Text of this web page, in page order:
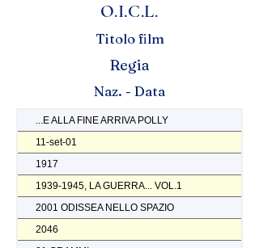
O.I.C.L.
Titolo film
Regia
Naz. - Data
...E ALLA FINE ARRIVA POLLY
11-set-01
1917
1939-1945, LA GUERRA... VOL.1
2001 ODISSEA NELLO SPAZIO
2046